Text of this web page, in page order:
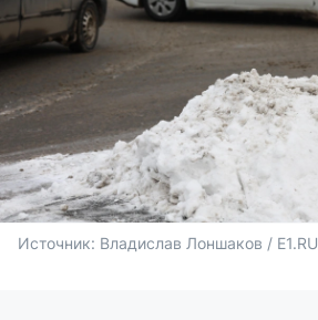
Источник: Владислав Лоншаков / E1.RU